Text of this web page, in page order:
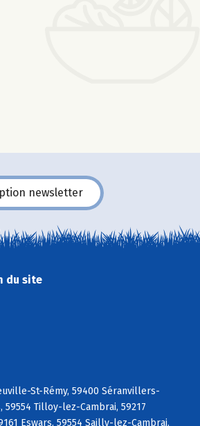
newsletter
du site
St-Rémy, 59400 Séranvillers-
Tilloy-lez-Cambrai, 59217
Eswars, 59554 Sailly-lez-Cambrai,